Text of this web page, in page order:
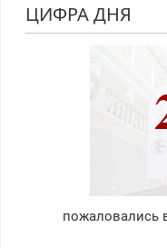
ЦИФРА ДНЯ
пожаловались